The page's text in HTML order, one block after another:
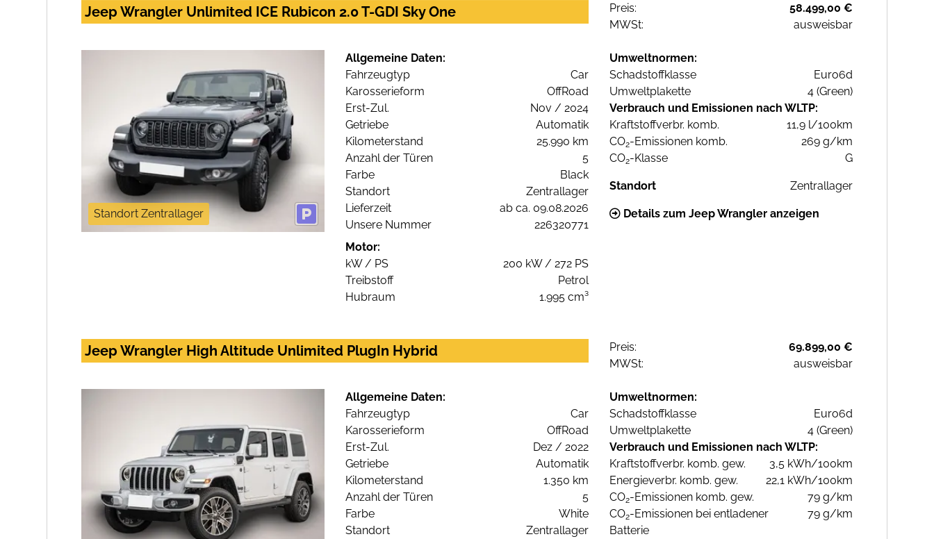
Jeep Wrangler Unlimited ICE Rubicon 2.0 T-GDI Sky One Preis:
58.499,00 €
MWSt:
ausweisbar
Standort Zentrallager
Allgemeine Daten:
Fahrzeugtyp
Car
Karosserieform
OffRoad
Erst-Zul.
Nov / 2024
Getriebe
Automatik
Kilometerstand
25.990 km
Anzahl der Türen
5
Farbe
Black
Standort
Zentrallager
Lieferzeit
ab ca. 09.08.2026
Unsere Nummer
226320771
Motor:
kW / PS
200 kW / 272 PS
Treibstoff
Petrol
Hubraum
1.995 cm³
Umweltnormen:
Schadstoffklasse
Euro6d
Umweltplakette
4 (Green)
Verbrauch und Emissionen nach WLTP:
Kraftstoffverbr. komb.
11,9 l/100km
CO2-Emissionen komb.
269 g/km
CO2-Klasse G
Standort Zentrallager
Details zum Jeep Wrangler anzeigen
Jeep Wrangler High Altitude Unlimited PlugIn Hybrid Preis:
69.899,00 €
MWSt:
ausweisbar
Allgemeine Daten:
Fahrzeugtyp
Car
Karosserieform
OffRoad
Erst-Zul.
Dez / 2022
Getriebe
Automatik
Kilometerstand
1.350 km
Anzahl der Türen
5
Farbe
White
Standort
Zentrallager
Umweltnormen:
Schadstoffklasse
Euro6d
Umweltplakette
4 (Green)
Verbrauch und Emissionen nach WLTP:
Kraftstoffverbr. komb. gew.
3,5 kWh/100km
Energieverbr. komb. gew.
22,1 kWh/100km
CO2-Emissionen komb. gew.
79 g/km
CO2-Emissionen bei entladener
Batterie
79 g/km